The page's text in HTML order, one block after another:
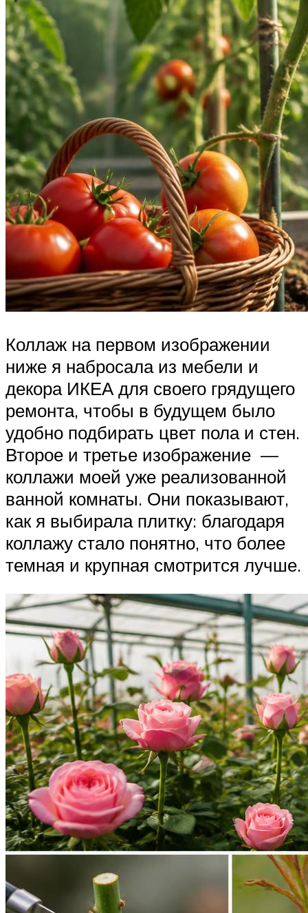
Коллаж на первом изображении
ниже я набросала из мебели и
декора ИКЕА для своего грядущего
ремонта, чтобы в будущем было
удобно подбирать цвет пола и стен.
Второе и третье изображение —
коллажи моей уже реализованной
ванной комнаты. Они показывают,
как я выбирала плитку: благодаря
коллажу стало понятно, что более
темная и крупная смотрится лучше.